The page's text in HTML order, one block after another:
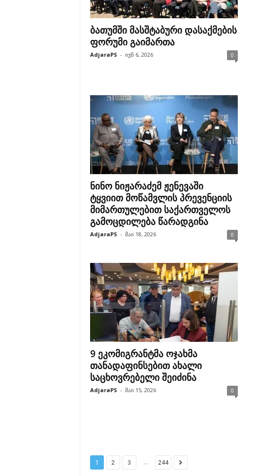
ბათუმში მასშტაბური დასაქმების
ფორუმი გაიმართა
AdjaraPS - ივნ 6, 2026 0
ნინო ნიჟარაძემ ჟენევაში
ტყვიით მოწამვლის პრევენციის
მიმართულებით საქართველოს
გამოცდილება წარადგინა
AdjaraPS - მაი 18, 2026 0
9 ეკომიგრანტმა ოჯახმა
თანადაფინსებით ახალი
საცხოვრებელი შეიძინა
AdjaraPS - მაი 15, 2026 0
1 2 3 ... 244